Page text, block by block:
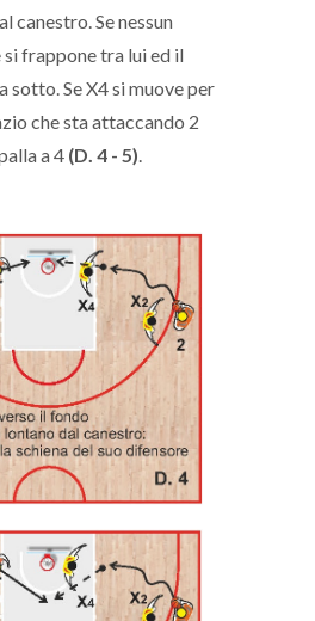
canestro. Se nessun
frappone tra lui ed il
sotto. Se X4 si muove per
che sta attaccando 2
a 4 (D. 4 - 5)